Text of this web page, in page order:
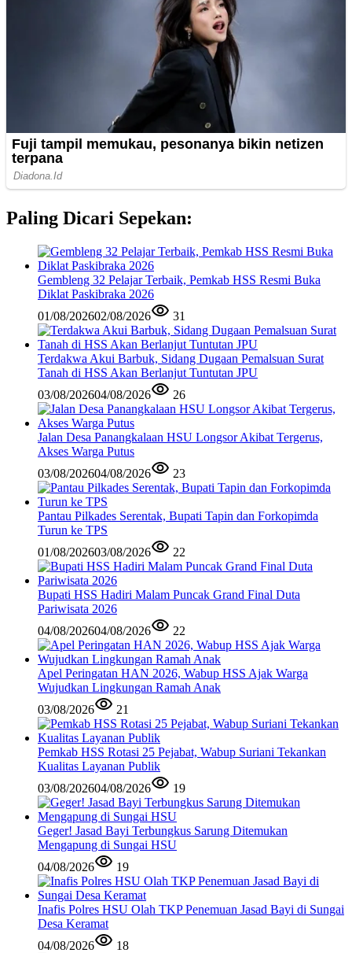
Paling Dicari Sepekan:
Gembleng 32 Pelajar Terbaik, Pemkab HSS Resmi Buka
Diklat Paskibraka 2026
01/08/202602/08/2026 31
Terdakwa Akui Barbuk, Sidang Dugaan Pemalsuan Surat
Tanah di HSS Akan Berlanjut Tuntutan JPU
03/08/202604/08/2026 26
Jalan Desa Panangkalaan HSU Longsor Akibat Tergerus,
Akses Warga Putus
03/08/202604/08/2026 23
Pantau Pilkades Serentak, Bupati Tapin dan Forkopimda
Turun ke TPS
01/08/202603/08/2026 22
Bupati HSS Hadiri Malam Puncak Grand Final Duta
Pariwisata 2026
04/08/202604/08/2026 22
Apel Peringatan HAN 2026, Wabup HSS Ajak Warga
Wujudkan Lingkungan Ramah Anak
03/08/2026
21
Pemkab HSS Rotasi 25 Pejabat, Wabup Suriani Tekankan
Kualitas Layanan Publik
03/08/202604/08/2026 19
Geger! Jasad Bayi Terbungkus Sarung Ditemukan
Mengapung di Sungai HSU
04/08/2026
19
Inafis Polres HSU Olah TKP Penemuan Jasad Bayi di Sungai
Desa Keramat
04/08/2026
18